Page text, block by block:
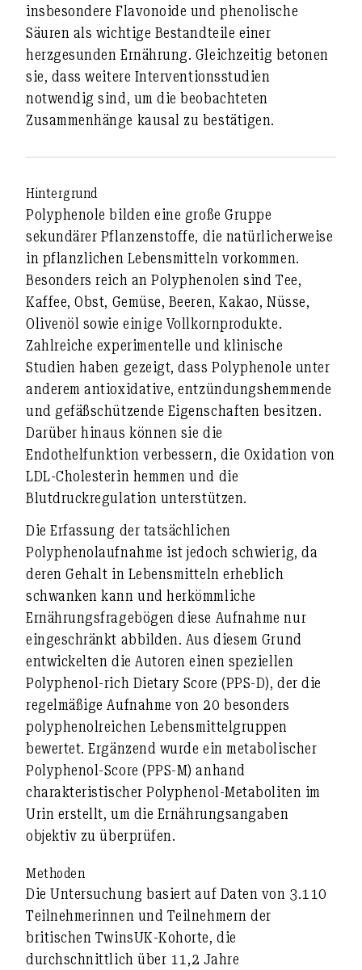
insbesondere Flavonoide und phenolische
Säuren als wichtige Bestandteile einer
herzgesunden Ernährung. Gleichzeitig betonen
sie, dass weitere Interventionsstudien
notwendig sind, um die beobachteten
Zusammenhänge kausal zu bestätigen.
Hintergrund
Polyphenole bilden eine große Gruppe
sekundärer Pflanzenstoffe, die natürlicherweise
in pflanzlichen Lebensmitteln vorkommen.
Besonders reich an Polyphenolen sind Tee,
Kaffee, Obst, Gemüse, Beeren, Kakao, Nüsse,
Olivenöl sowie einige Vollkornprodukte.
Zahlreiche experimentelle und klinische
Studien haben gezeigt, dass Polyphenole unter
anderem antioxidative, entzündungshemmende
und gefäßschützende Eigenschaften besitzen.
Darüber hinaus können sie die
Endothelfunktion verbessern, die Oxidation von
LDL-Cholesterin hemmen und die
Blutdruckregulation unterstützen.
Die Erfassung der tatsächlichen
Polyphenolaufnahme ist jedoch schwierig, da
deren Gehalt in Lebensmitteln erheblich
schwanken kann und herkömmliche
Ernährungsfragebögen diese Aufnahme nur
eingeschränkt abbilden. Aus diesem Grund
entwickelten die Autoren einen speziellen
Polyphenol-rich Dietary Score (PPS-D), der die
regelmäßige Aufnahme von 20 besonders
polyphenolreichen Lebensmittelgruppen
bewertet. Ergänzend wurde ein metabolischer
Polyphenol-Score (PPS-M) anhand
charakteristischer Polyphenol-Metaboliten im
Urin erstellt, um die Ernährungsangaben
objektiv zu überprüfen.
Methoden
Die Untersuchung basiert auf Daten von 3.110
Teilnehmerinnen und Teilnehmern der
britischen TwinsUK-Kohorte, die
durchschnittlich über 11,2 Jahre